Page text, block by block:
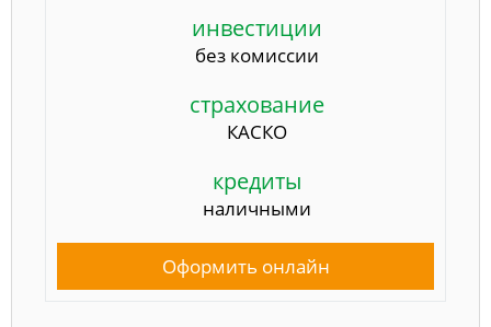
инвестиции
без комиссии
страхование
КАСКО
кредиты
наличными
Оформить онлайн